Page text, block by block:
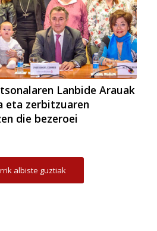
Lanbide Arauak
eta zerbitzuaren
die bezeroei
albiste guztiak